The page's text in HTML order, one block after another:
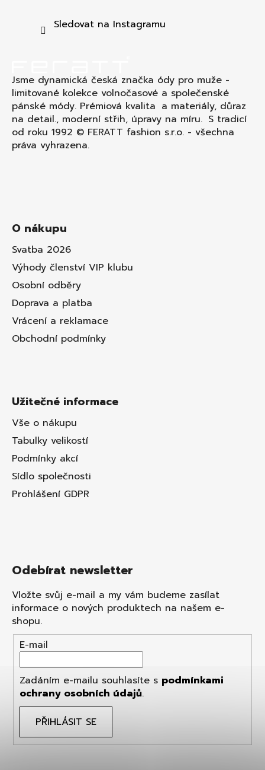
Sledovat na Instagramu
Jsme dynamická česká značka ódy pro muže -
limitované kolekce volnočasové a společenské
pánské módy. Prémiová kvalita a materiály, důraz
na detail., moderní střih, úpravy na míru. S tradicí
od roku 1992 © FERATT fashion s.r.o. - všechna
práva vyhrazena.
O nákupu
Svatba 2026
Výhody členství VIP klubu
Osobní odběry
Doprava a platba
Vrácení a reklamace
Obchodní podmínky
Užitečné informace
Vše o nákupu
Tabulky velikostí
Podmínky akcí
Sídlo společnosti
Prohlášení GDPR
Odebírat newsletter
Vložte svůj e-mail a my vám budeme zasílat
informace o nových produktech na našem e-
shopu.
E-mail
Zadáním e-mailu souhlasíte s podmínkami
ochrany osobních údajů.
PŘIHLÁSIT SE